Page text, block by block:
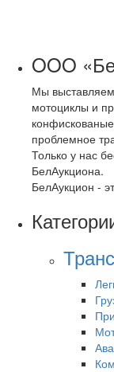
OOO
Мы
мотоциклы и
проблемное
Только у нас
БелАукциона.
БелАукцион -